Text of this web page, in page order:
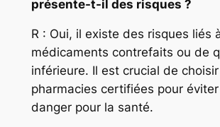
présente-t-il des risques ?
R : Oui, il existe des risques liés
médicaments contrefaits ou de
inférieure. Il est crucial de
pharmacies certifiées pour
danger pour la santé.